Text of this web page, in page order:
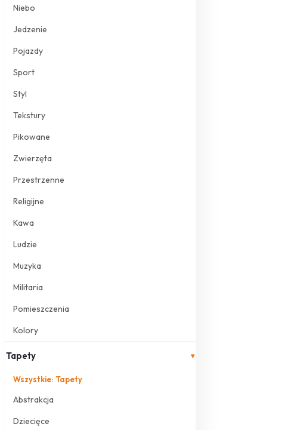
Niebo
Jedzenie
Pojazdy
Sport
Styl
Tekstury
Pikowane
Zwierzęta
Przestrzenne
Religijne
Kawa
Ludzie
Muzyka
Militaria
Pomieszczenia
Kolory
Tapety ▾
Wszystkie: Tapety
Abstrakcja
Dziecięce